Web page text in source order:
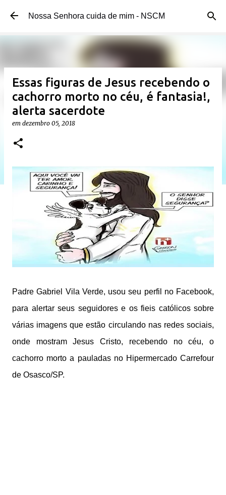
Pular para o conteúdo principal
Nossa Senhora cuida de mim - NSCM
Essas figuras de Jesus recebendo o
cachorro morto no céu, é fantasia!,
alerta sacerdote
em dezembro 05, 2018
Padre Gabriel Vila Verde, usou seu perfil no Facebook,
para alertar seus seguidores e os fieis católicos sobre
várias imagens que estão circulando nas redes sociais,
onde mostram Jesus Cristo, recebendo no céu, o
cachorro morto a pauladas no Hipermercado Carrefour
de Osasco/SP.